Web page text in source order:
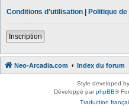
Conditions d’utilisation | Politique
Inscription
Neo-Arcadia.com Index du forum
Style developed by
Développé parphpBB®
Traduction